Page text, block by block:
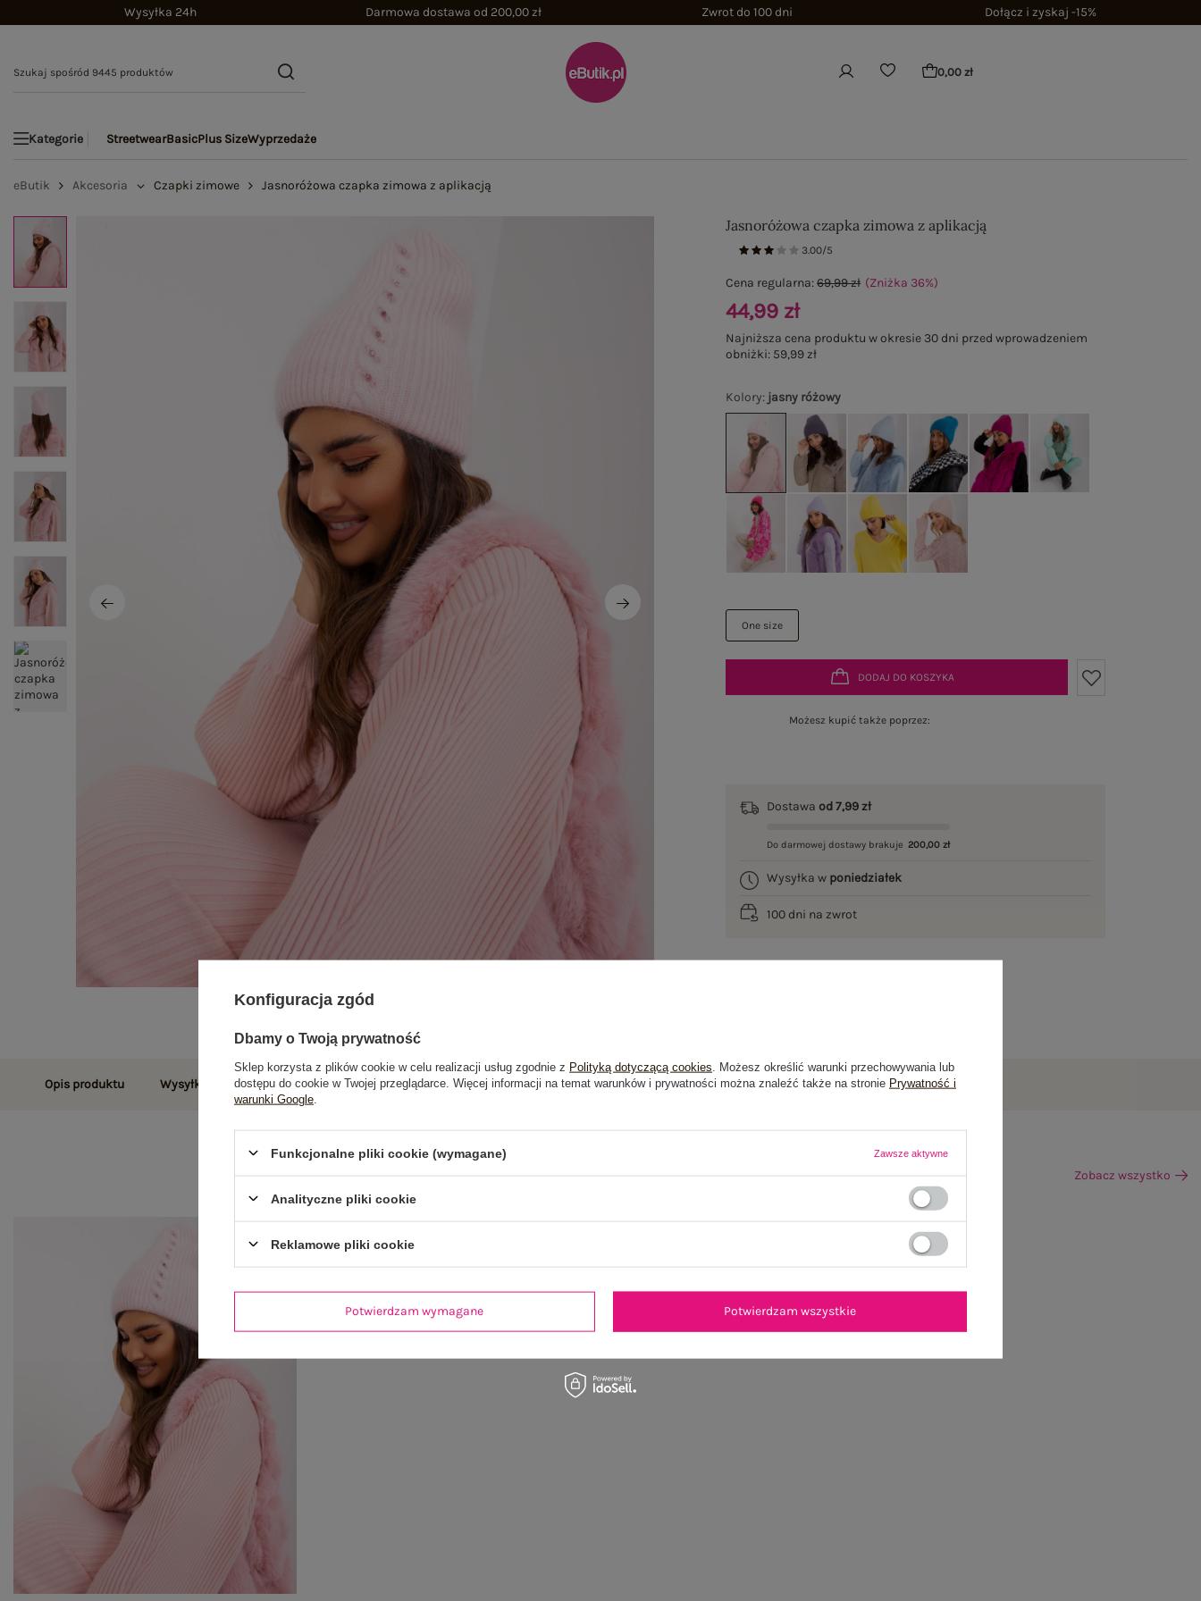
Wysyłka 24h Darmowa dostawa od 200,00 zł Zwrot do 100 dni Dołącz i zyskaj -15%
0,00 zł
Kategorie StreetwearBasicPlus SizeWyprzedaże
eButik Akcesoria Czapki zimowe Jasnoróżowa czapka zimowa z aplikacją
Jasnoróżowa czapka zimowa z aplikacją
3.00/5
Kolory: jasny różowy
One size
Cena regularna:69,99 zł (Zniżka 36%)
44,99 zł
Najniższa cena produktu w okresie 30 dni przed wprowadzeniem
obniżki: 59,99 zł
DODAJ DO KOSZYKA
Możesz kupić także poprzez:
Dostawaod 7,99 zł
Do darmowej dostawy brakuje 200,00 zł
Wysyłka w poniedziałek
100 dni na zwrot
Opis produktu Wysyłka i dostawa Zwroty i reklamacje Opinie o produkcie(2)
Zobacz wszystko
Konfiguracja zgód
Dbamy o Twoją prywatność
Sklep korzysta z plików cookie w celu realizacji usług zgodnie z Polityką dotyczącą cookies . Możesz określić warunki przechowywania lub
dostępu do cookie w Twojej przeglądarce. Więcej informacji na temat warunków i prywatności można znaleźć także na stronie Prywatność i
warunki Google
Funkcjonalne pliki cookie (wymagane) Zawsze aktywne
Analityczne pliki cookie
Reklamowe pliki cookie
Potwierdzam wymagane Potwierdzam wszystkie